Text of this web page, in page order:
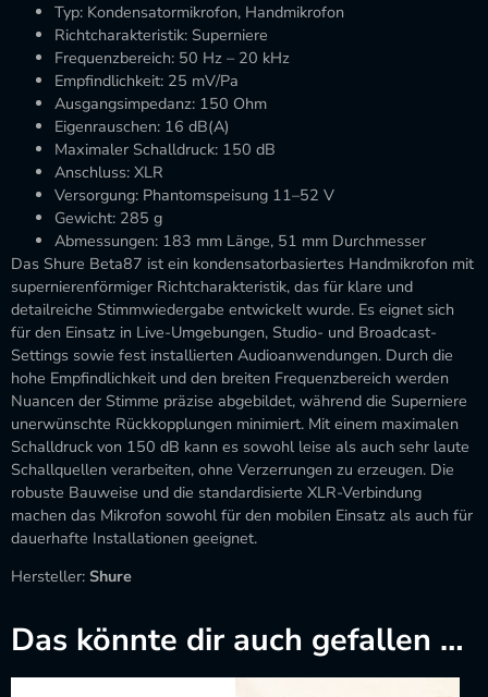
Typ: Kondensatormikrofon, Handmikrofon
Richtcharakteristik: Superniere
Frequenzbereich: 50 Hz – 20 kHz
Empfindlichkeit: 25 mV/Pa
Ausgangsimpedanz: 150 Ohm
Eigenrauschen: 16 dB(A)
Maximaler Schalldruck: 150 dB
Anschluss: XLR
Versorgung: Phantomspeisung 11–52 V
Gewicht: 285 g
Abmessungen: 183 mm Länge, 51 mm Durchmesser
Das Shure Beta87 ist ein kondensatorbasiertes Handmikrofon mit
supernierenförmiger Richtcharakteristik, das für klare und
detailreiche Stimmwiedergabe entwickelt wurde. Es eignet sich
für den Einsatz in Live-Umgebungen, Studio- und Broadcast-
Settings sowie fest installierten Audioanwendungen. Durch die
hohe Empfindlichkeit und den breiten Frequenzbereich werden
Nuancen der Stimme präzise abgebildet, während die Superniere
unerwünschte Rückkopplungen minimiert. Mit einem maximalen
Schalldruck von 150 dB kann es sowohl leise als auch sehr laute
Schallquellen verarbeiten, ohne Verzerrungen zu erzeugen. Die
robuste Bauweise und die standardisierte XLR-Verbindung
machen das Mikrofon sowohl für den mobilen Einsatz als auch für
dauerhafte Installationen geeignet.
Hersteller: Shure
Das könnte dir auch gefallen …